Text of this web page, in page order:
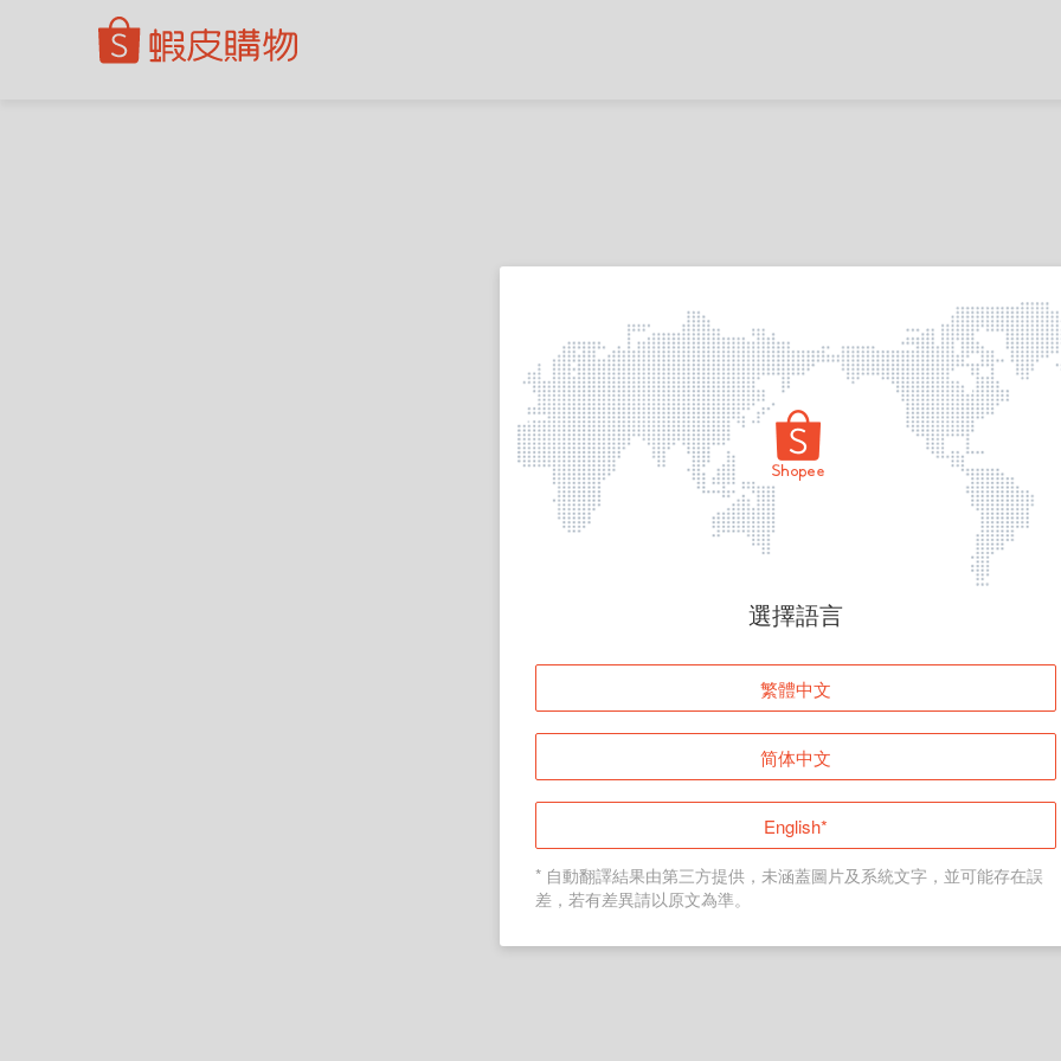
頁面無法顯示
登入
返回首頁
選擇語言
繁體中文
简体中文
English*
* 自動翻譯結果由第三方提供，未涵蓋圖片及系統文字，並可能存在誤
差，若有差異請以原文為準。